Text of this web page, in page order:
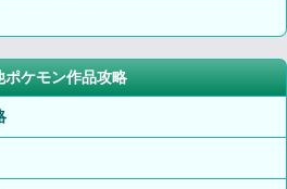
ポケモン作品攻略